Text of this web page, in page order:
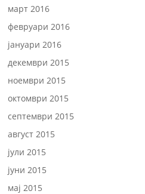
март 2016
февруари 2016
јануари 2016
декември 2015
ноември 2015
октомври 2015
септември 2015
август 2015
јули 2015
јуни 2015
мај 2015